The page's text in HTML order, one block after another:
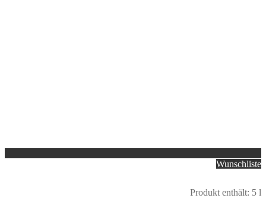
Wunschliste
Produkt enthält: 5 l